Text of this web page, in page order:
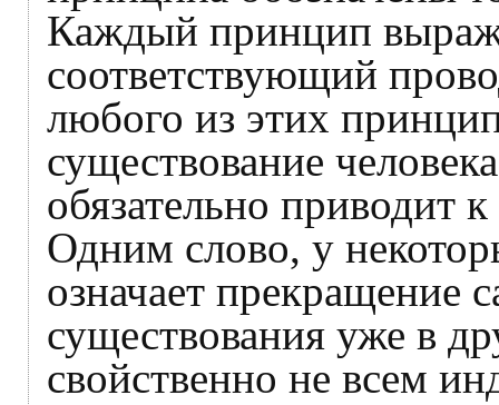
Каждый принцип
соответствующий
любого из этих
существование
обязательно приводит
Одним слово, у
означает прекращение
существования уже в
свойственно не всем